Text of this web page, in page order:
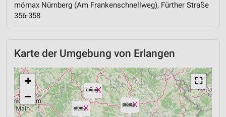
mömax Nürnberg (Am Frankenschnellweg), Fürther Straße
356-358
Karte der Umgebung von Erlangen
⛶
+
−